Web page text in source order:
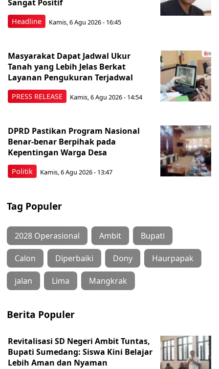
Headline
Sangat Positif
Kamis, 6 Agu 2026 - 16:45
PRESS RELEASE
Masyarakat Dapat Jadwal Ukur
Tanah yang Lebih Jelas Berkat
Layanan Pengukuran Terjadwal
Kamis, 6 Agu 2026 - 14:54
Politik
DPRD Pastikan Program Nasional
Benar-benar Berpihak pada
Kepentingan Warga Desa
Kamis, 6 Agu 2026 - 13:47
Tag Populer
2028 Operasional Ambit Bupati
Calon Diperbaiki Dony Haurpapak
jalan Lima Mangkrak
Berita Populer
Revitalisasi SD Negeri Ambit Tuntas,
Bupati Sumedang: Siswa Kini Belajar
Lebih Aman dan Nyaman